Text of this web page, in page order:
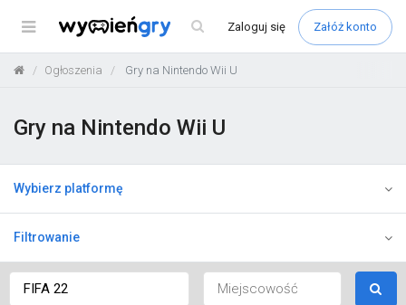
Menu Zaloguj się Załóż konto
Ogłoszenia Gry na Nintendo Wii U
Gry na Nintendo Wii U
Wybierz platformę
Filtrowanie